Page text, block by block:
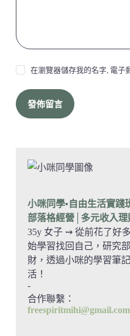
在瀏覽器儲存我的名字, 電子
發佈留言
小咪同學•自由生活實踐
部落格經營│多元收入理
35y 女子 ⇝ 從前花了好
始學習找回自己，研究
財，透過小咪的學習筆
活！
-
合作聯繫：
freespiritmihi@gmail.com